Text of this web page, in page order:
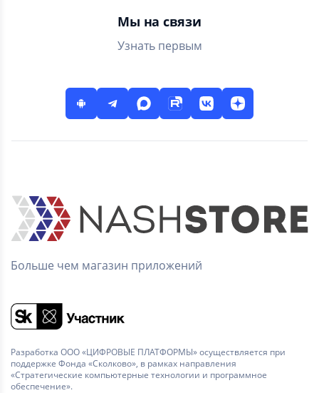
Мы на связи
Узнать первым
Больше чем магазин приложений
Разработка ООО «ЦИФРОВЫЕ ПЛАТФОРМЫ» осуществляется при
поддержке Фонда «Сколково», в рамках направления
«Стратегические компьютерные технологии и программное
обеспечение».